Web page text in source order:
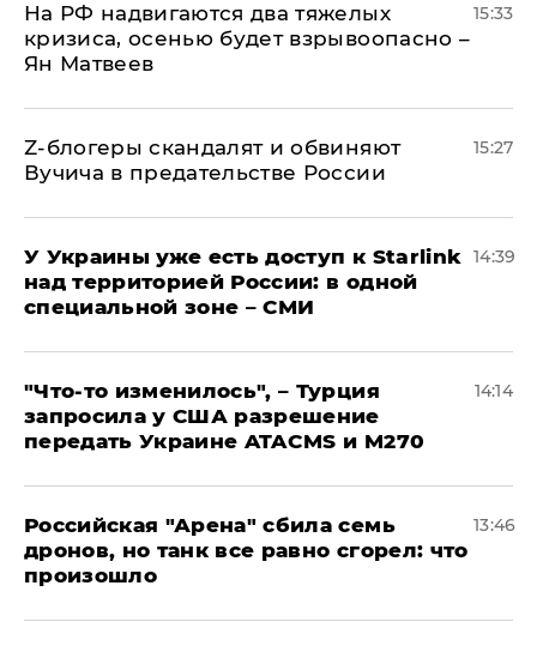
На РФ надвигаются два тяжелых
кризиса, осенью будет взрывоопасно –
Ян Матвеев
15:33
Z-блогеры скандалят и обвиняют
Вучича в предательстве России
15:27
У Украины уже есть доступ к Starlink
над территорией России: в одной
специальной зоне – СМИ
14:39
​"Что-то изменилось", – Турция
запросила у США разрешение
передать Украине ATACMS и M270
14:14
​Российская "Арена" сбила семь
дронов, но танк все равно сгорел: что
произошло
13:46